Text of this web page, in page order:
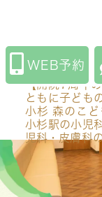
【開院7周年のご
子どもの未来を
どもクリニック
武蔵小杉森のこ
WEB予約
【開院7周年
ともに子ども
小杉 森のこ
小杉駅の小児
児科・皮膚科